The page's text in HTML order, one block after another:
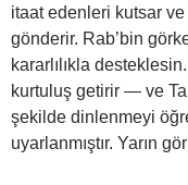
itaat edenleri kutsar
gönderir. Rab’bin
kararlılıkla
kurtuluş getirir — ve
şekilde dinlenmeyi
uyarlanmıştır. Yarın